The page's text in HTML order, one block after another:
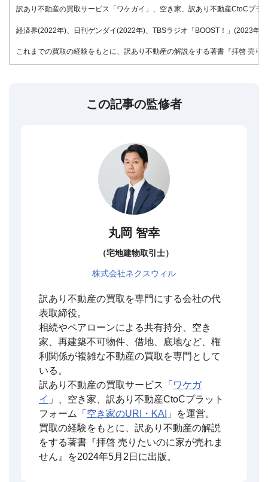
訳あり不動産の買取サービス「ワケガイ」、空き家、訳あり不動産CtoCプラ
経済界(2022年)、日刊ゲンダイ(2022年)、TBSラジオ「BOOST！」(2023年
これまでの買取の経験をもとに、訳あり不動産の解説をする著書『拝啓 売
この記事の監修者
丸岡 智幸
（宅地建物取引士）
株式会社ネクスウィル
訳あり不動産の買取を専門にする会社の代
表取締役。
相続やペアローンによる共有持分、空き
家、再建築不可物件、借地、底地など、権
利関係が複雑な不動産の買取を専門として
いる。
訳あり不動産の買取サービス「 ワケガ
イ 」、空き家、訳あり不動産CtoCプラット
フォーム「 空き家のURI・KAI 」を運営。
買取の経験をもとに、訳あり不動産の解説
をする著書『拝啓 売りたいのに家が売れま
せん』を2024年5月2日に出版。